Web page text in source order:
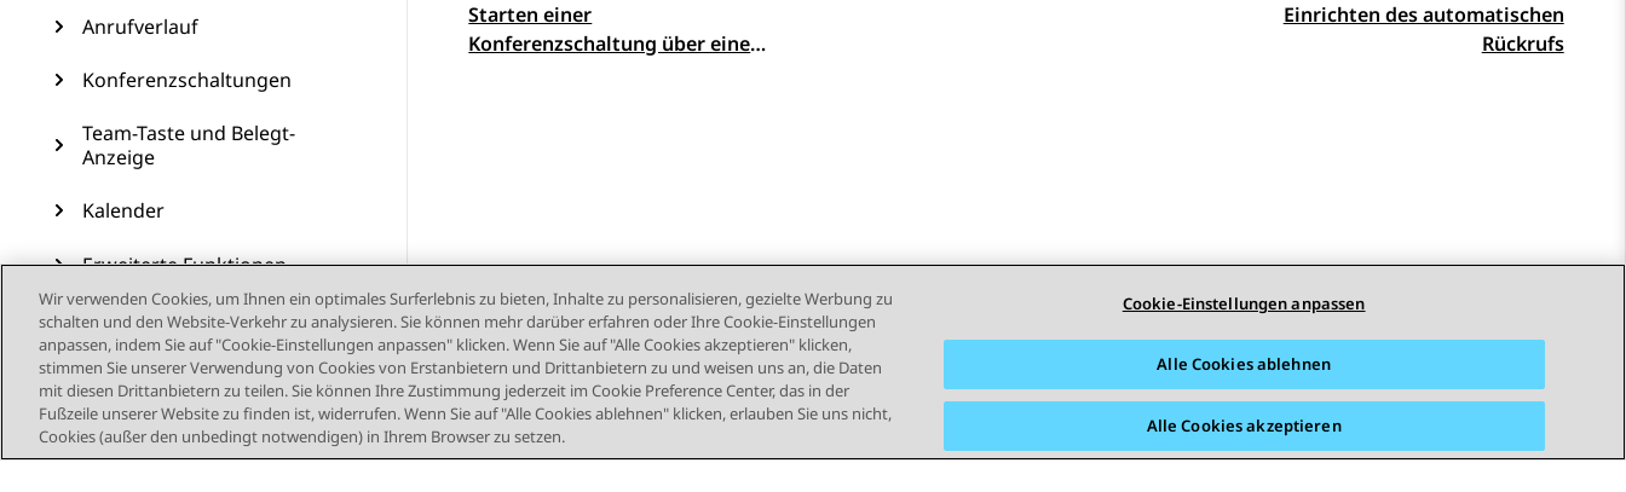
Anrufverlauf
Konferenzschaltungen
Team-Taste und Belegt-
Anzeige
Kalender
Erweiterte Funktionen
Benutzerdefinierte
Anpassungen
Telefonaktualisierung
Wartung
Themennavigation
Starten einer
Konferenzschaltung über eine
Einrichten des automatischen
Rückrufs
Wir verwenden Cookies, um Ihnen ein optimales Surferlebnis zu bieten, Inhalte zu personalisieren, gezielte Werbung zu
schalten und den Website-Verkehr zu analysieren. Sie können mehr darüber erfahren oder Ihre Cookie-Einstellungen
anpassen, indem Sie auf "Cookie-Einstellungen anpassen" klicken. Wenn Sie auf "Alle Cookies akzeptieren" klicken,
stimmen Sie unserer Verwendung von Cookies von Erstanbietern und Drittanbietern zu und weisen uns an, die Daten
mit diesen Drittanbietern zu teilen. Sie können Ihre Zustimmung jederzeit im Cookie Preference Center, das in der
Fußzeile unserer Website zu finden ist, widerrufen. Wenn Sie auf "Alle Cookies ablehnen" klicken, erlauben Sie uns nicht,
Cookies (außer den unbedingt notwendigen) in Ihrem Browser zu setzen.
Cookie-Einstellungen anpassen
Alle Cookies ablehnen
Alle Cookies akzeptieren